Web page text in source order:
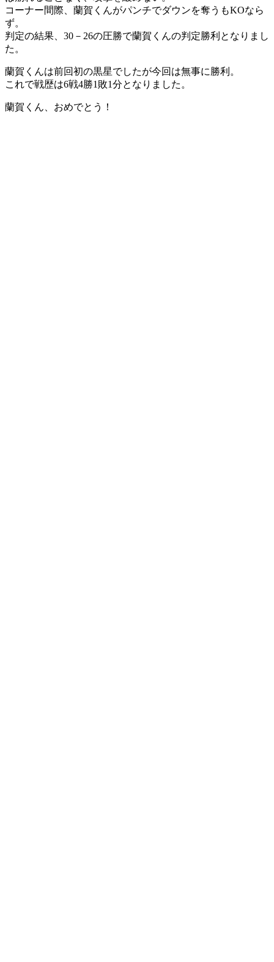
コーナー間際、蘭賀くんがパンチでダウンを奪うもKOなら
ず。
判定の結果、30－26の圧勝で蘭賀くんの判定勝利となりまし
た。
蘭賀くんは前回初の黒星でしたが今回は無事に勝利。
これで戦歴は6戦4勝1敗1分となりました。
蘭賀くん、おめでとう！